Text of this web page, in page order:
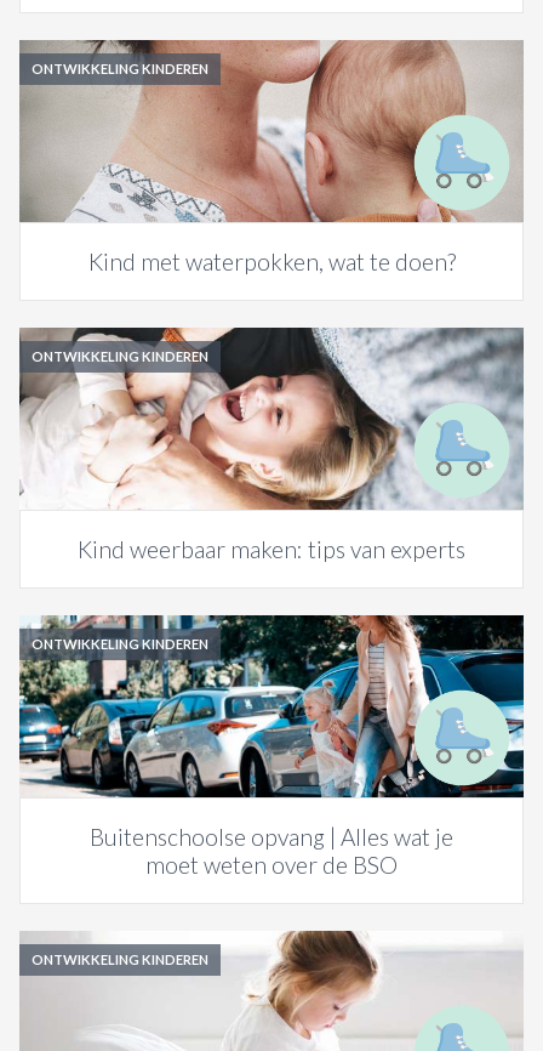
ONTWIKKELING KINDEREN
Kind met waterpokken, wat te doen?
ONTWIKKELING KINDEREN
Kind weerbaar maken: tips van experts
ONTWIKKELING KINDEREN
Buitenschoolse opvang | Alles wat je
moet weten over de BSO
ONTWIKKELING KINDEREN